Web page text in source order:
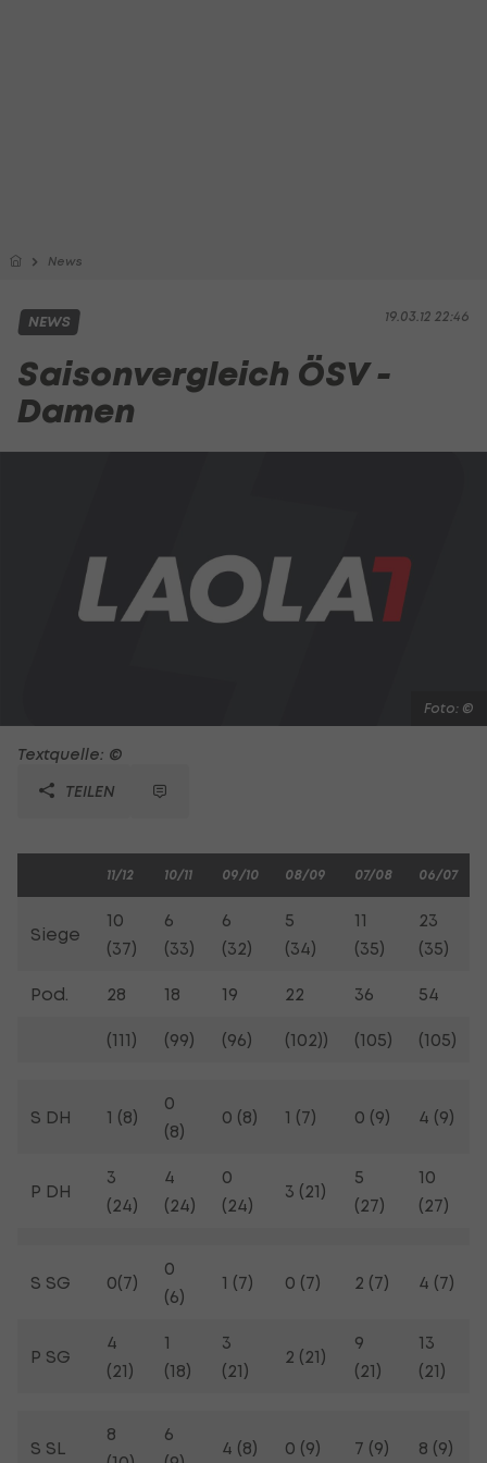
News
19.03.12 22:46
NEWS
Saisonvergleich ÖSV -
Damen
Foto: ©
Textquelle: ©
TEILEN
11/12 10/11 09/10 08/09 07/08 06/07
Siege
10
(37)
6
(33)
6
(32)
5
(34)
11
(35)
23
(35)
Pod. 28 18 19 22 36 54
(111) (99) (96) (102)) (105) (105)
S DH 1 (8)
0
(8)
0 (8) 1 (7) 0 (9) 4 (9)
P DH
3
(24)
4
(24)
0
(24)
3 (21)
5
(27)
10
(27)
S SG 0(7)
0
(6)
1 (7) 0 (7) 2 (7) 4 (7)
P SG
4
(21)
1
(18)
3
(21)
2 (21)
9
(21)
13
(21)
S SL
8
6
4 (8) 0 (9) 7 (9) 8 (9)